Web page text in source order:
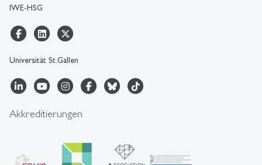
IWE-HSG
Universität St.Gallen
Akkreditierungen